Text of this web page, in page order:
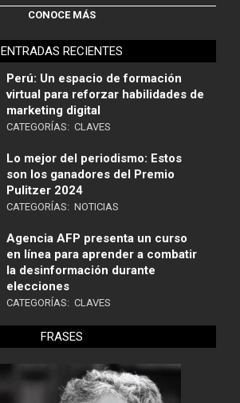
CONOCE MÁS
ENTRADAS RECIENTES
Perú: Un espacio de formación
virtual para reforzar habilidades de
marketing digital
CATEGORÍAS: CLAVES
Lo mejor del periodismo: Estos
son los ganadores del Premio
Pulitzer 2024
CATEGORÍAS: NOTICIAS
Agencia AFP presenta un curso
en línea para aprender a combatir
la desinformación durante
elecciones
CATEGORÍAS: CLAVES
FRASES